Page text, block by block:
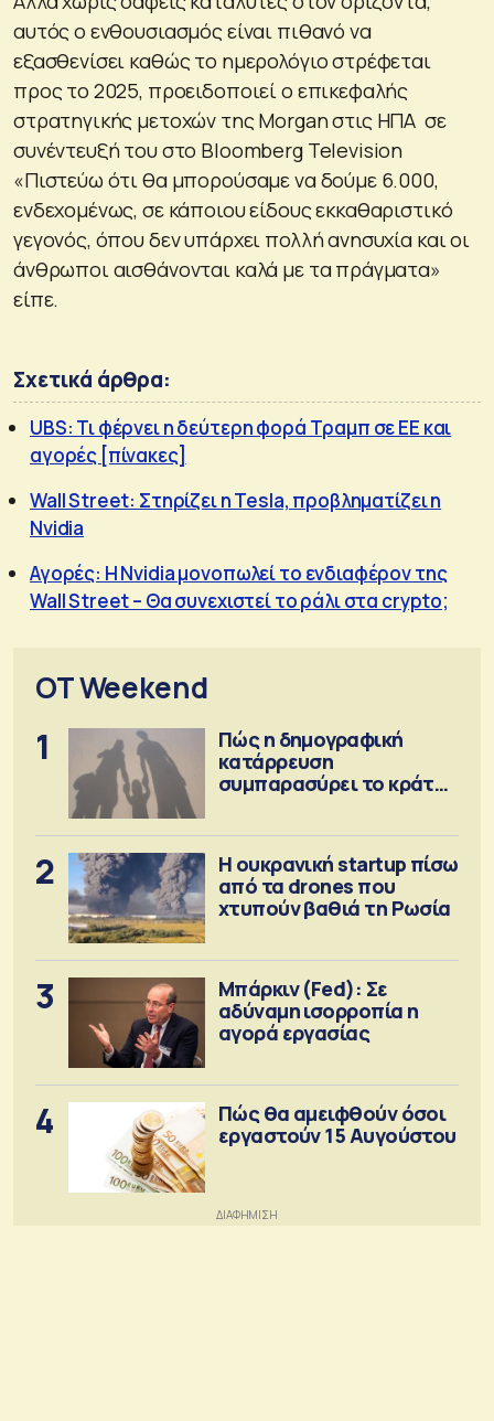
αυτός ο ενθουσιασμός είναι πιθανό να
εξασθενίσει καθώς το ημερολόγιο στρέφεται
προς το 2025, προειδοποιεί ο επικεφαλής
στρατηγικής μετοχών της Morgan στις ΗΠΑ σε
συνέντευξή του στο Bloomberg Television
«Πιστεύω ότι θα μπορούσαμε να δούμε 6.000,
ενδεχομένως, σε κάποιου είδους εκκαθαριστικό
γεγονός, όπου δεν υπάρχει πολλή ανησυχία και οι
άνθρωποι αισθάνονται καλά με τα πράγματα»
είπε.
Σχετικά άρθρα:
UBS: Τι φέρνει η δεύτερη φορά Τραμπ σε ΕΕ και
αγορές [πίνακες]
Wall Street: Στηρίζει η Tesla, προβληματίζει η
Nvidia
Αγορές: H Nvidia μονοπωλεί το ενδιαφέρον της
Wall Street – Θα συνεχιστεί το ράλι στα crypto;
OT Weekend
1
Πώς η δημογραφική
κατάρρευση
συμπαρασύρει το κράτος
2
Η ουκρανική startup πίσω
από τα drones που
χτυπούν βαθιά τη Ρωσία
3
Μπάρκιν (Fed): Σε
αδύναμη ισορροπία η
αγορά εργασίας
4
Πώς θα αμειφθούν όσοι
εργαστούν 15 Αυγούστου